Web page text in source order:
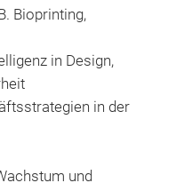
Bioprinting,
in Design,
in der
und